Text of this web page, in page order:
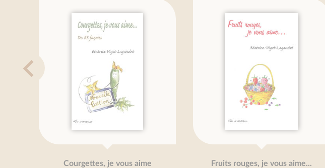
Courgettes, je vous aime Fruits rouges, je vous aime...